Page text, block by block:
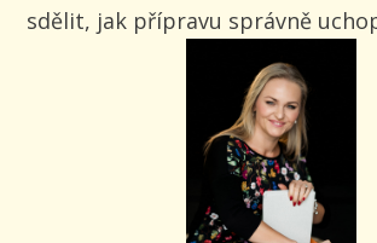
sdělit, jak přípravu správně